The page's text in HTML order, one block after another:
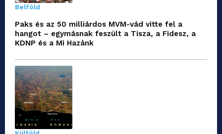
Belföld
Paks és az 50 milliárdos MVM-vád vitte fel a
hangot – egymásnak feszült a Tisza, a Fidesz, a
KDNP és a Mi Hazánk